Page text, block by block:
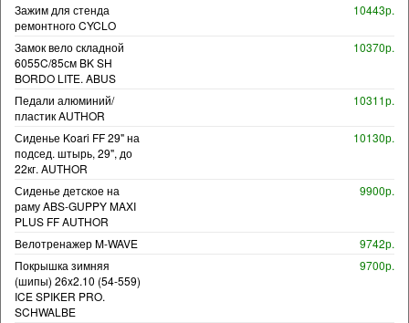
Зажим для стенда
ремонтного CYCLO
10443р.
Замок вело складной
6055C/85см BK SH
BORDO LITE. ABUS
10370р.
Педали алюминий/
пластик AUTHOR
10311р.
Сиденье Koari FF 29" на
подсед. штырь, 29", до
22кг. AUTHOR
10130р.
Сиденье детское на
раму ABS-GUPPY MAXI
PLUS FF AUTHOR
9900р.
Велотренажер M-WAVE
9742р.
Покрышка зимняя
(шипы) 26x2.10 (54-559)
ICE SPIKER PRO.
SCHWALBE
9700р.